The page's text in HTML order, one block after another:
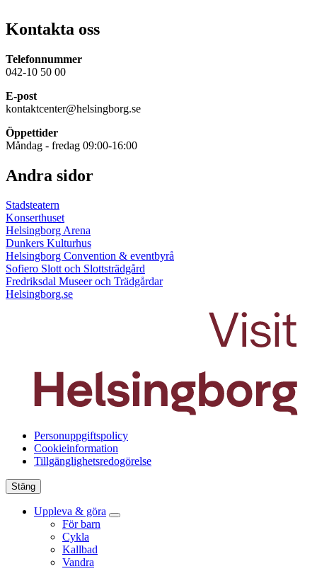
Kontakta oss
Telefonnummer
042-10 50 00
E-post
kontaktcenter@helsingborg.se
Öppettider
Måndag - fredag 09:00-16:00
Andra sidor
Stadsteatern
Konserthuset
Helsingborg Arena
Dunkers Kulturhus
Helsingborg Convention & eventbyrå
Sofiero Slott och Slottsträdgård
Fredriksdal Museer och Trädgårdar
Helsingborg.se
Personuppgiftspolicy
Cookieinformation
Tillgänglighetsredogörelse
Stäng
Uppleva & göra
För barn
Cykla
Kallbad
Vandra